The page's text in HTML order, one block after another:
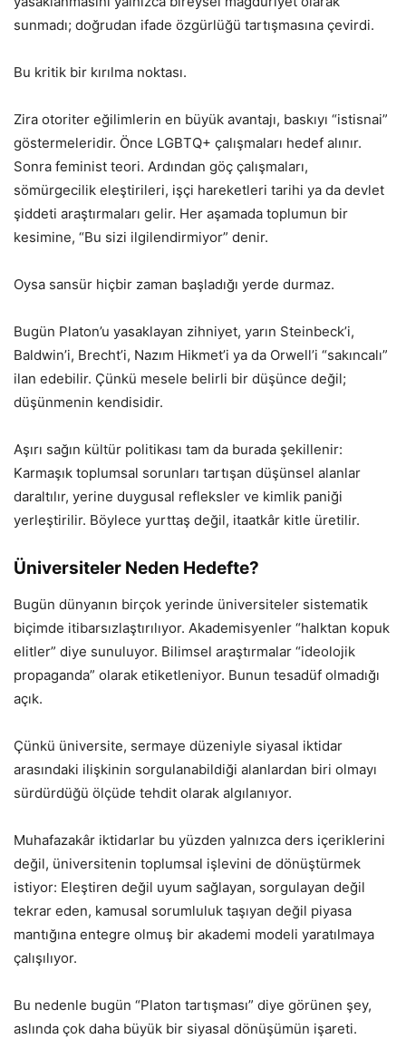
sunmadı; doğrudan ifade özgürlüğü tartışmasına çevirdi.
Bu kritik bir kırılma noktası.
Zira otoriter eğilimlerin en büyük avantajı, baskıyı “istisnai”
göstermeleridir. Önce LGBTQ+ çalışmaları hedef alınır.
Sonra feminist teori. Ardından göç çalışmaları,
sömürgecilik eleştirileri, işçi hareketleri tarihi ya da devlet
şiddeti araştırmaları gelir. Her aşamada toplumun bir
kesimine, “Bu sizi ilgilendirmiyor” denir.
Oysa sansür hiçbir zaman başladığı yerde durmaz.
Bugün Platon’u yasaklayan zihniyet, yarın Steinbeck’i,
Baldwin’i, Brecht’i, Nazım Hikmet’i ya da Orwell’i “sakıncalı”
ilan edebilir. Çünkü mesele belirli bir düşünce değil;
düşünmenin kendisidir.
Aşırı sağın kültür politikası tam da burada şekillenir:
Karmaşık toplumsal sorunları tartışan düşünsel alanlar
daraltılır, yerine duygusal refleksler ve kimlik paniği
yerleştirilir. Böylece yurttaş değil, itaatkâr kitle üretilir.
Üniversiteler Neden Hedefte?
Bugün dünyanın birçok yerinde üniversiteler sistematik
biçimde itibarsızlaştırılıyor. Akademisyenler “halktan kopuk
elitler” diye sunuluyor. Bilimsel araştırmalar “ideolojik
propaganda” olarak etiketleniyor. Bunun tesadüf olmadığı
açık.
Çünkü üniversite, sermaye düzeniyle siyasal iktidar
arasındaki ilişkinin sorgulanabildiği alanlardan biri olmayı
sürdürdüğü ölçüde tehdit olarak algılanıyor.
Muhafazakâr iktidarlar bu yüzden yalnızca ders içeriklerini
değil, üniversitenin toplumsal işlevini de dönüştürmek
istiyor: Eleştiren değil uyum sağlayan, sorgulayan değil
tekrar eden, kamusal sorumluluk taşıyan değil piyasa
mantığına entegre olmuş bir akademi modeli yaratılmaya
çalışılıyor.
Bu nedenle bugün “Platon tartışması” diye görünen şey,
aslında çok daha büyük bir siyasal dönüşümün işareti.